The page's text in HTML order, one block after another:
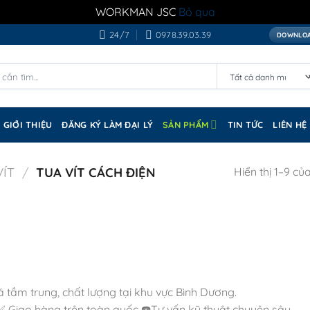
WORKMAN JSC Bỏ qua
24/7 0978.39.03.39
GIỚI THIỆU ĐĂNG KÝ LÀM ĐẠI LÝ SẢN PHẨM TIN TỨC LIÊN HỆ
/ TUA VÍT CÁCH ĐIỆN Hiển thị 1–9
trung, chất lượng tại khu vực Bình Dương.